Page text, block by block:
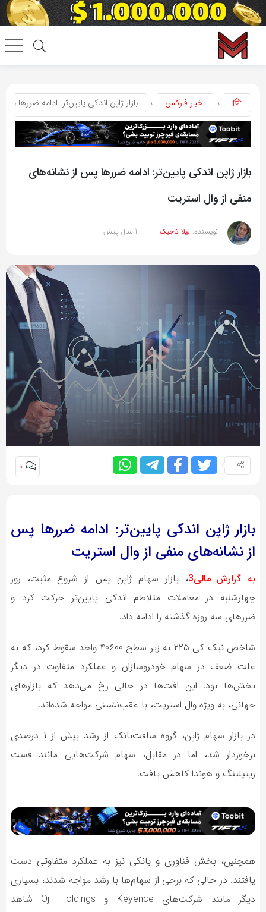
اخبار فارکس بازار ژاپن اندکی پایین‌تر: ادامه ضررها
بازار ژاپن اندکی پایین‌تر: ادامه ضررها پس از نشانه‌های
منفی از وال استریت
نویسنده: لیلا تاجیک __ 1 سال پیش
0
بازار ژاپن اندکی پایین‌تر: ادامه ضررها پس
از نشانه‌های منفی از وال استریت
به گزارشمالی3 ،بازار سهام ژاپن پس از شروع مثبت، روز
چهارشنبه در معاملات متلاطم اندکی پایین‌تر حرکت کرد و
ضررهای سه روزه گذشته را ادامه داد.
شاخص نیک کی ۲۲۵ به زیر سطح ۴۰۶۰۰ واحد سقوط کرد، که به
علت ضعف در سهام خودروسازان و عملکرد متفاوت در دیگر
بخش‌ها بود. این افت‌ها در حالی رخ می‌دهد که بازارهای
جهانی، به ویژه وال استریت، با عقب‌نشینی مواجه شده‌اند.
در بازار سهام ژاپن، گروه سافت‌بانک از رشد بیش از ۱ درصدی
برخوردار شد، اما در مقابل، سهام شرکت‌هایی مانند فست
ریتیلینگ و هوندا کاهش یافت.
همچنین، بخش فناوری و بانکی نیز به عملکرد متفاوتی دست
یافتند. در حالی که برخی از سهام‌ها با رشد مواجه شدند، بسیاری
دیگر مانند شرکت‌های Keyence و Oji Holdings شاهد